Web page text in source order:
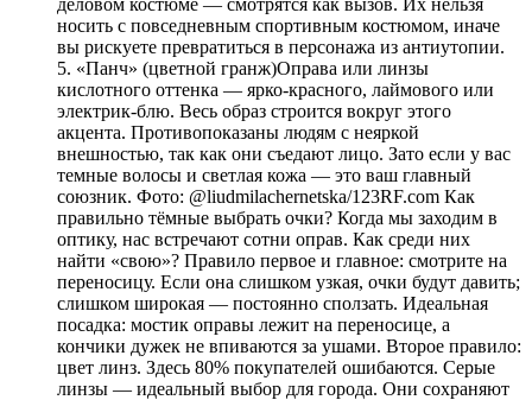
деловом костюме — смотрятся как вызов. Их нельзя
носить с повседневным спортивным костюмом, иначе
вы рискуете превратиться в персонажа из антиутопии.
5. «Панч» (цветной гранж)Оправа или линзы
кислотного оттенка — ярко-красного, лаймового или
электрик-блю. Весь образ строится вокруг этого
акцента. Противопоказаны людям с неяркой
внешностью, так как они съедают лицо. Зато если у вас
темные волосы и светлая кожа — это ваш главный
союзник. Фото: @liudmilachernetska/123RF.com Как
правильно тёмные выбрать очки? Когда мы заходим в
оптику, нас встречают сотни оправ. Как среди них
найти «свою»? Правило первое и главное: смотрите на
переносицу. Если она слишком узкая, очки будут давить;
слишком широкая — постоянно сползать. Идеальная
посадка: мостик оправы лежит на переносице, а
кончики дужек не впиваются за ушами. Второе правило:
цвет линз. Здесь 80% покупателей ошибаются. Серые
линзы — идеальный выбор для города. Они сохраняют